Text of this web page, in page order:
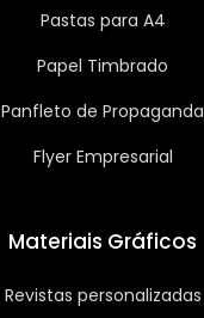
Pastas para A4
Papel Timbrado
Panfleto de Propaganda
Flyer Empresarial
Materiais Gráficos
Revistas personalizadas